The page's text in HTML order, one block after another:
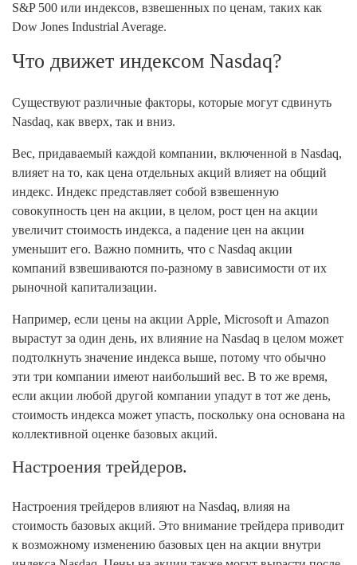
S&P 500 или индексов, взвешенных по ценам, таких как
Dow Jones Industrial Average.
Что движет индексом Nasdaq?
Существуют различные факторы, которые могут сдвинуть
Nasdaq, как вверх, так и вниз.
Вес, придаваемый каждой компании, включенной в Nasdaq,
влияет на то, как цена отдельных акций влияет на общий
индекс. Индекс представляет собой взвешенную
совокупность цен на акции, в целом, рост цен на акции
увеличит стоимость индекса, а падение цен на акции
уменьшит его. Важно помнить, что с Nasdaq акции
компаний взвешиваются по-разному в зависимости от их
рыночной капитализации.
Например, если цены на акции Apple, Microsoft и Amazon
вырастут за один день, их влияние на Nasdaq в целом может
подтолкнуть значение индекса выше, потому что обычно
эти три компании имеют наибольший вес. В то же время,
если акции любой другой компании упадут в тот же день,
стоимость индекса может упасть, поскольку она основана на
коллективной оценке базовых акций.
Настроения трейдеров.
Настроения трейдеров влияют на Nasdaq, влияя на
стоимость базовых акций. Это внимание трейдера приводит
к возможному изменению базовых цен на акции внутри